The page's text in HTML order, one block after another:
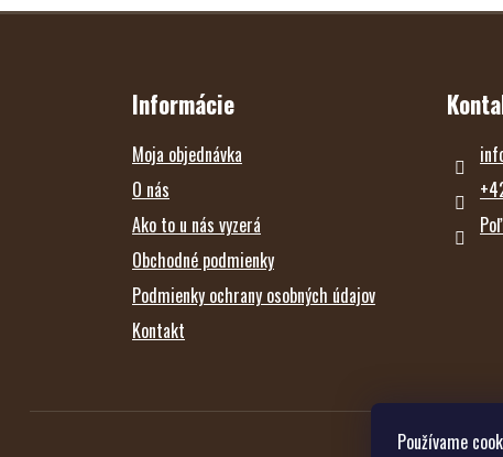
Používame
Z
Informácie
Moja objednávka
O nás
Ako to u nás vyzerá
Obchodné podmienky
Podmienky ochrany osobných údajov
Kontakt